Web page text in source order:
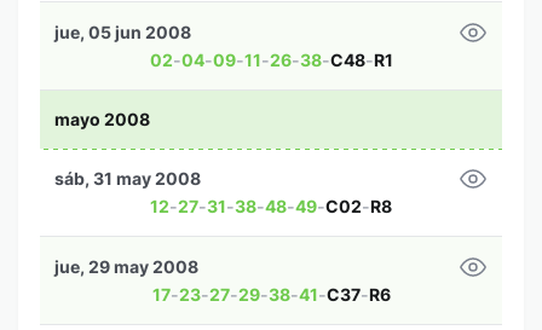
02-04-09-11-26-38-C48-R1
jue, 05 jun 2008
mayo 2008
12-27-31-38-48-49-C02-R8
sáb, 31 may 2008
17-23-27-29-38-41-C37-R6
jue, 29 may 2008